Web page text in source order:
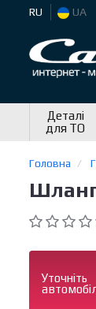
RU UA
Деталі
для ТО
Головна
Уточніть